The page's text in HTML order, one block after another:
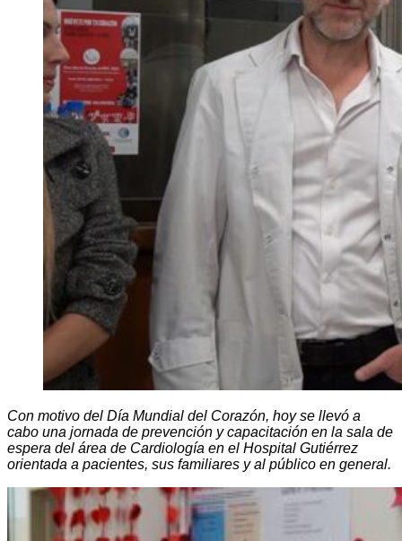
Con motivo del Día Mundial del Corazón, hoy se llevó a
cabo una jornada de prevención y capacitación en la sala de
espera del área de Cardiología en el Hospital Gutiérrez
orientada a pacientes, sus familiares y al público en general.